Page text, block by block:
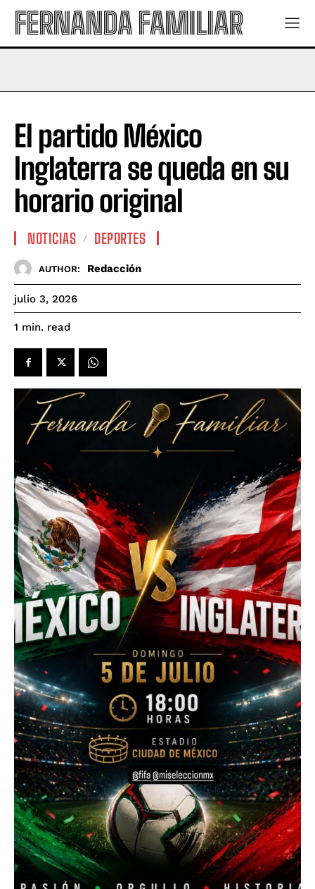
FERNANDA FAMILIAR
El partido México
Inglaterra se queda en su
horario original
NOTICIAS DEPORTES
AUTHOR: Redacción
julio 3, 2026
1 min. read